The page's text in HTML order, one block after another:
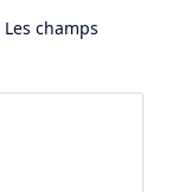
Les champs